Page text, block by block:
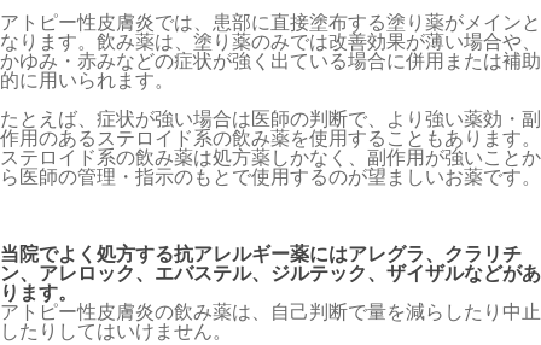
アトピー性皮膚炎では、患部に直接塗布する塗り薬がメインと
なります。飲み薬は、塗り薬のみでは改善効果が薄い場合や、
かゆみ・赤みなどの症状が強く出ている場合に併用または補助
的に用いられます。
たとえば、症状が強い場合は医師の判断で、より強い薬効・副
作用のあるステロイド系の飲み薬を使用することもあります。
ステロイド系の飲み薬は処方薬しかなく、副作用が強いことか
ら医師の管理・指示のもとで使用するのが望ましいお薬です。
当院でよく処方する抗アレルギー薬にはアレグラ、クラリチ
ン、アレロック、エバステル、ジルテック、ザイザルなどがあ
ります。
アトピー性皮膚炎の飲み薬は、自己判断で量を減らしたり中止
したりしてはいけません。